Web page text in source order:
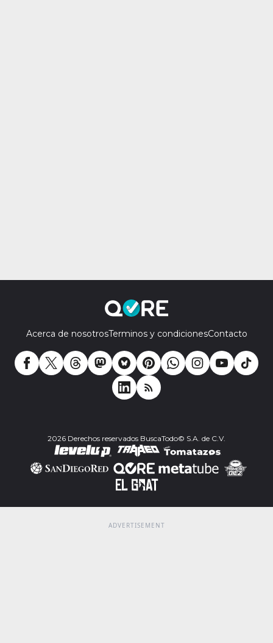
Acerca de nosotrosTerminos y condicionesContacto
2026 Derechos reservados BuscaTodo© S.A. de C.V.